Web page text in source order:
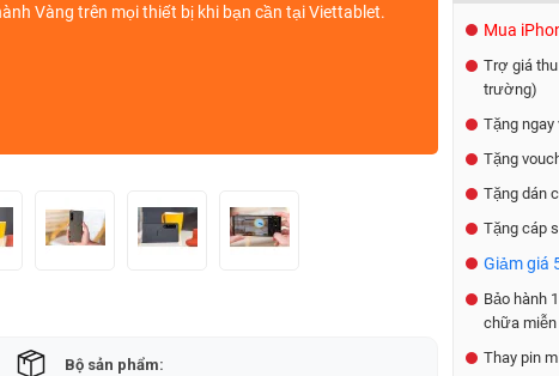
Vàng trên mọi thiết bị khi bạn cần tại Viettablet.
Bộ sản phẩm:
Mua
Trợ giá
trường)
Tặng ngay
Tặng
Tặng dán
Tặng cáp
Giảm giá
Bảo hành
chữa miễn
Thay pin